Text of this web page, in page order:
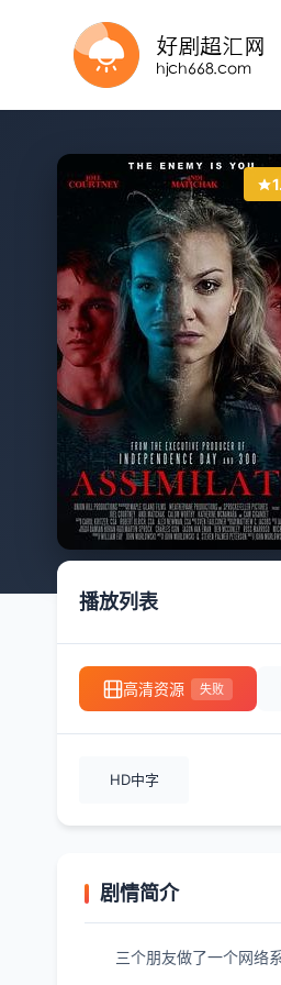
播放列表
高清资源 失败
HD中字
剧情简介
三个朋友做了一个网络